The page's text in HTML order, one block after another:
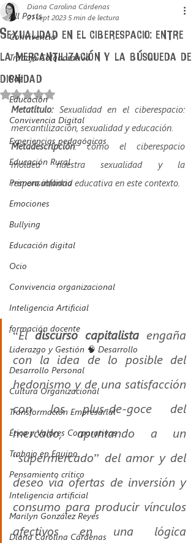
All Posts
Convivencia
Trabajo Colaborativo
Paz
Educación
Convivencia Digital
Experiencias pedagógicas
Educación Rural
Primera infancia
Emociones
Bullying
Educación digital
Ocio
Convivencia organizacional
Inteligencia Artificial
formación docente
Liderazgo y Gestión 🧠 Desarrollo
Desarrollo Personal
Cultura Organizacional
Transformación Empresarial
Ética y Valores Corporativos
Trabajo en Equipo
Pensamiento crítico
Inteligencia artificial
Marilyn González Reyes
Diana Carolina Cárdenas
Sexualidad en el ciberespacio: entre
la mercantilización y la búsqueda de
dignidad
Diana Carolina Cárdenas
21 sept 2023 5 min de lectura
Obtuvo NaN de 5 estrellas.
Metatítulo: Sexualidad en el ciberespacio:
mercantilización, sexualidad y educación.
Metadescripción: cómo el ciberespacio
moldea nuestra sexualidad y la
responsabilidad educativa en este contexto.
“El discurso capitalista engaña
con la idea de lo posible del
hedonismo y de una satisfacción
con los plus-de-goce del
mercado, apuntando a un
“supermercado” del amor y del
deseo vía ofertas de inversión y
consumo para producir vínculos
afectivos en una lógica